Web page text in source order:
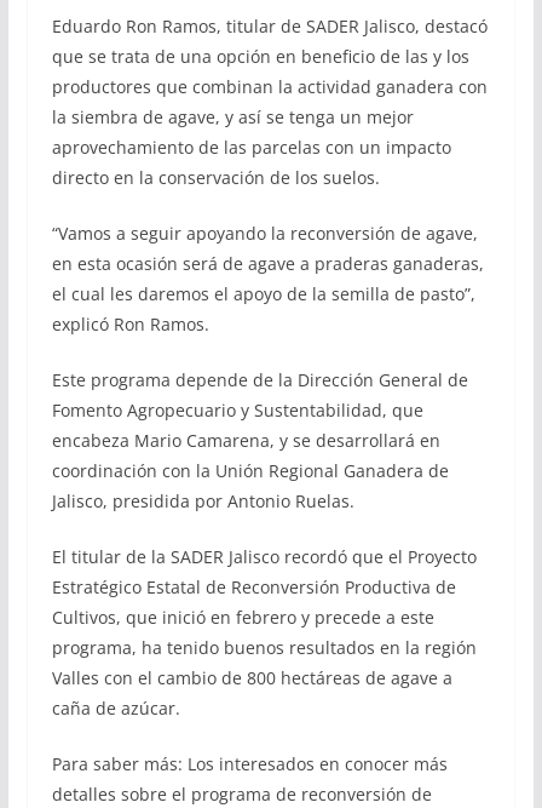
Eduardo Ron Ramos, titular de SADER Jalisco, destacó
que se trata de una opción en beneficio de las y los
productores que combinan la actividad ganadera con
la siembra de agave, y así se tenga un mejor
aprovechamiento de las parcelas con un impacto
directo en la conservación de los suelos.
“Vamos a seguir apoyando la reconversión de agave,
en esta ocasión será de agave a praderas ganaderas,
el cual les daremos el apoyo de la semilla de pasto”,
explicó Ron Ramos.
Este programa depende de la Dirección General de
Fomento Agropecuario y Sustentabilidad, que
encabeza Mario Camarena, y se desarrollará en
coordinación con la Unión Regional Ganadera de
Jalisco, presidida por Antonio Ruelas.
El titular de la SADER Jalisco recordó que el Proyecto
Estratégico Estatal de Reconversión Productiva de
Cultivos, que inició en febrero y precede a este
programa, ha tenido buenos resultados en la región
Valles con el cambio de 800 hectáreas de agave a
caña de azúcar.
Para saber más: Los interesados en conocer más
detalles sobre el programa de reconversión de